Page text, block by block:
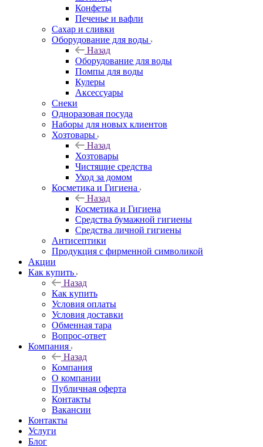
Конфеты
Печенье и вафли
Сахар и сливки
Оборудование для воды
Назад
Оборудование для воды
Помпы для воды
Кулеры
Аксессуары
Снеки
Одноразовая посуда
Наборы для новых клиентов
Хозтовары
Назад
Хозтовары
Чистящие средства
Уход за домом
Косметика и Гигиена
Назад
Косметика и Гигиена
Средства бумажной гигиены
Средства личной гигиены
Антисептики
Продукция с фирменной символикой
Акции
Как купить
Назад
Как купить
Условия оплаты
Условия доставки
Обменная тара
Вопрос-ответ
Компания
Назад
Компания
О компании
Публичная оферта
Контакты
Вакансии
Контакты
Услуги
Блог